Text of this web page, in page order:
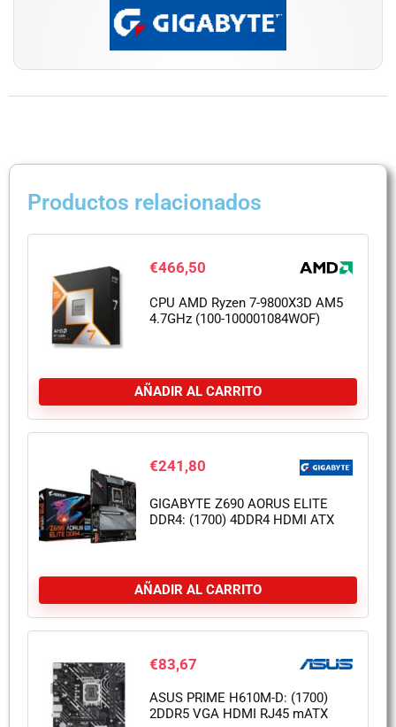
Productos relacionados
€466,50
CPU AMD Ryzen 7-9800X3D AM5
4.7GHz (100-100001084WOF)
AÑADIR AL CARRITO
€241,80
GIGABYTE Z690 AORUS ELITE
DDR4: (1700) 4DDR4 HDMI ATX
AÑADIR AL CARRITO
€83,67
ASUS PRIME H610M-D: (1700)
2DDR5 VGA HDMI RJ45 mATX